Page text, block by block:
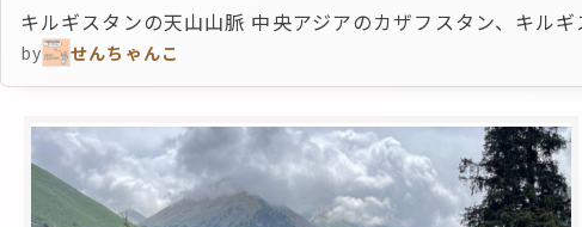
キルギスタンの天山山脈 中央アジアのカザフスタン、キル
by せんちゃんこ